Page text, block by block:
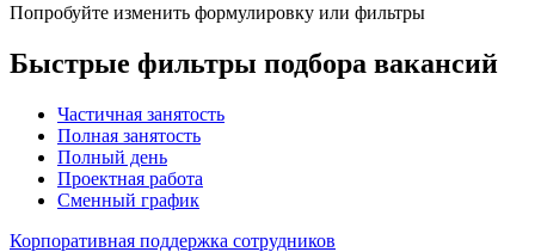
Попробуйте изменить формулировку или фильтры
Быстрые фильтры подбора вакансий
Частичная занятость
Полная занятость
Полный день
Проектная работа
Сменный график
Корпоративная поддержка сотрудников